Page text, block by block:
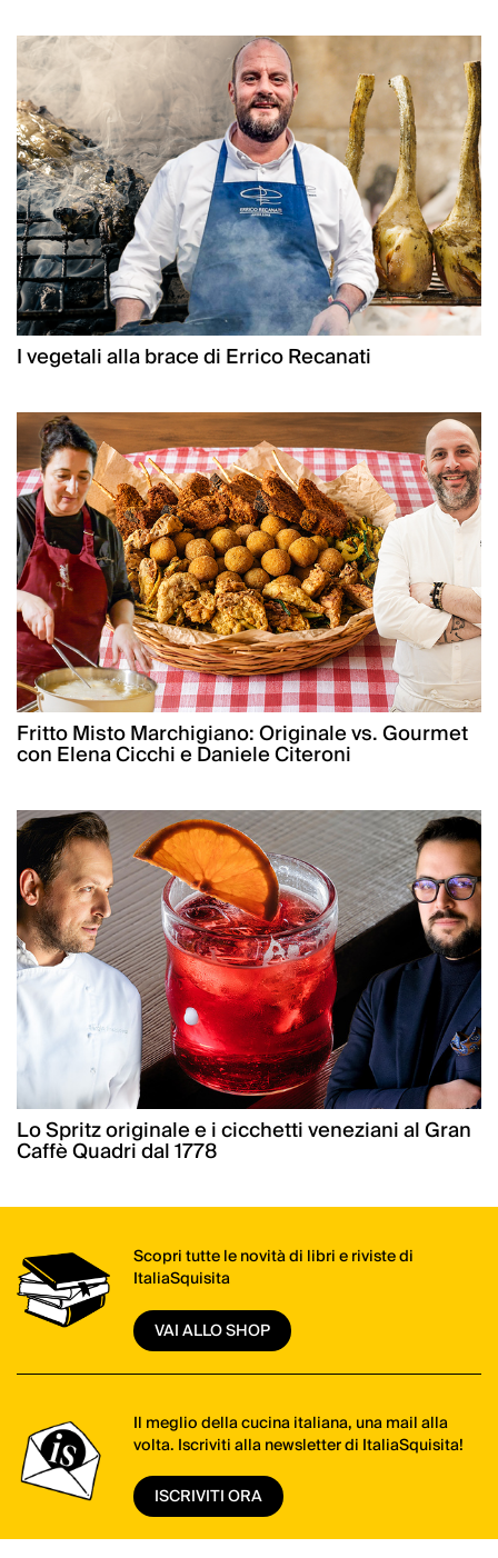
I vegetali alla brace di Errico Recanati
Fritto Misto Marchigiano: Originale vs. Gourmet
con Elena Cicchi e Daniele Citeroni
Lo Spritz originale e i cicchetti veneziani al Gran
Caffè Quadri dal 1778
Scopri tutte le novità di libri e riviste di
ItaliaSquisita
VAI ALLO SHOP
Il meglio della cucina italiana, una mail alla
volta. Iscriviti alla newsletter di ItaliaSquisita!
ISCRIVITI ORA